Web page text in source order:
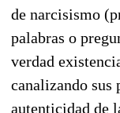
de narcisismo
palabras o
verdad
canalizando sus
autenticidad de